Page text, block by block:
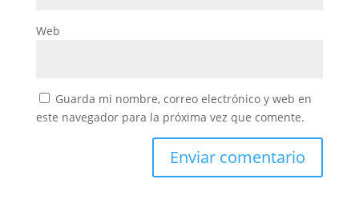
Web
Guarda mi nombre, correo electrónico y web en
este navegador para la próxima vez que comente.